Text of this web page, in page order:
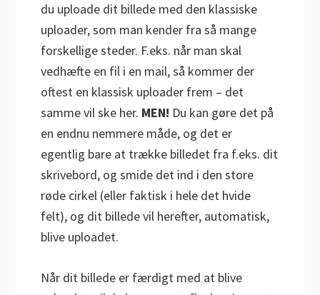
du uploade dit billede med den klassiske
uploader, som man kender fra så mange
forskellige steder. F.eks. når man skal
vedhæfte en fil i en mail, så kommer der
oftest en klassisk uploader frem – det
samme vil ske her. MEN! Du kan gøre det på
en endnu nemmere måde, og det er
egentlig bare at trække billedet fra f.eks. dit
skrivebord, og smide det ind i den store
røde cirkel (eller faktisk i hele det hvide
felt), og dit billede vil herefter, automatisk,
blive uploadet.
Når dit billede er færdigt med at blive